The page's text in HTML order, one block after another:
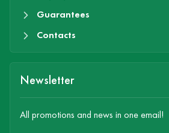
Guarantees
Contacts
Newsletter
All promotions and news in one email!